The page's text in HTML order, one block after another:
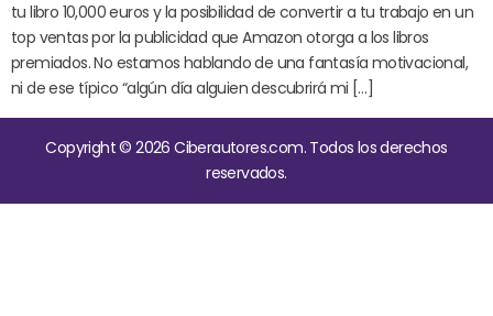
tu libro 10,000 euros y la posibilidad de convertir a tu trabajo en un
top ventas por la publicidad que Amazon otorga a los libros
premiados. No estamos hablando de una fantasía motivacional,
ni de ese típico “algún día alguien descubrirá mi […]
Copyright © 2026 Ciberautores.com. Todos los derechos
reservados.